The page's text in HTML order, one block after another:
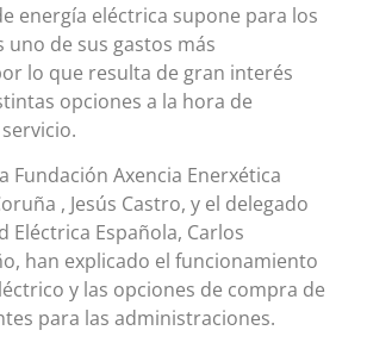
energía eléctrica supone para los
de sus gastos más
lo que resulta de gran interés
opciones a la hora de
Fundación Axencia Enerxética
, Jesús Castro, y el delegado
Eléctrica Española, Carlos
han explicado el funcionamiento
y las opciones de compra de
para las administraciones.